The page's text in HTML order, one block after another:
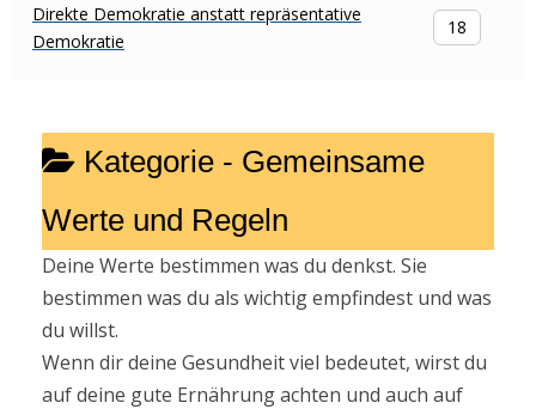
Direkte Demokratie anstatt repräsentative
Demokratie
18
Kategorie - Gemeinsame
Werte und Regeln
Deine Werte bestimmen was du denkst. Sie
bestimmen was du als wichtig empfindest und was
du willst.
Wenn dir deine Gesundheit viel bedeutet, wirst du
auf deine gute Ernährung achten und auch auf